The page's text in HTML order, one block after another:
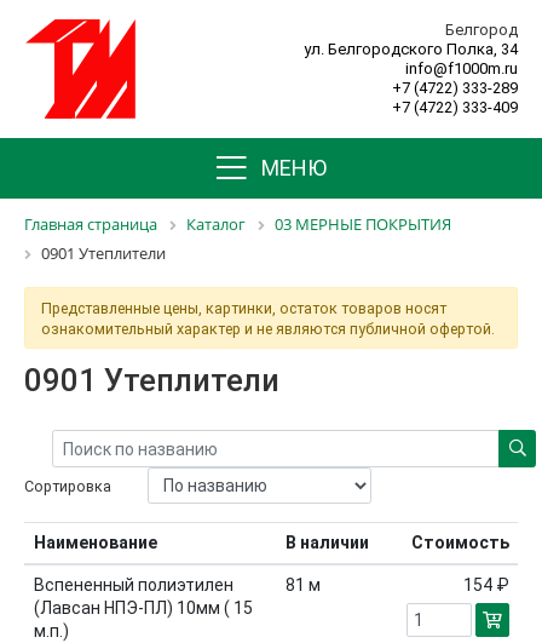
Белгород
ул. Белгородского Полка, 34
info@f1000m.ru
+7 (4722) 333-289
+7 (4722) 333-409
МЕНЮ
Главная страница Каталог
03 МЕРНЫЕ ПОКРЫТИЯ
0901 Утеплители
Представленные цены, картинки, остаток товаров носят
ознакомительный характер и не являются публичной офертой.
0901 Утеплители
Сортировка
Наименование В наличии Стоимость
Вспененный полиэтилен
(Лавсан НПЭ-ПЛ) 10мм ( 15
м.п.)
81 м 154 ₽